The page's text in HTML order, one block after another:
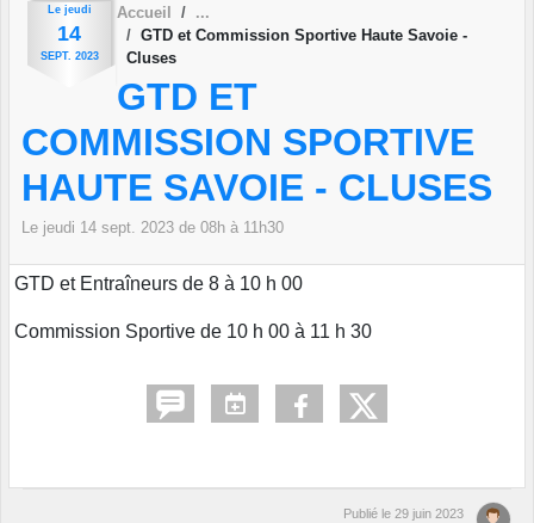
Le jeudi
14
SEPT. 2023
Accueil
GTD et Commission Sportive Haute Savoie -
Cluses
GTD ET
COMMISSION SPORTIVE
HAUTE SAVOIE - CLUSES
Le jeudi 14 sept. 2023 de 08h à 11h30
GTD et Entraîneurs de 8 à 10 h 00
Commission Sportive de 10 h 00 à 11 h 30
Publié le 29 juin 2023